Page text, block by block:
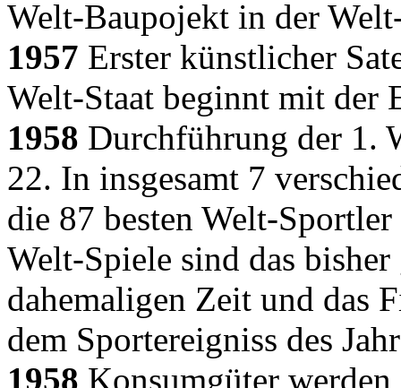
Welt-Baupojekt in der
1957 Erster künstlicher
Welt-Staat beginnt mit der
1958 Durchführung der 1.
22. In insgesamt 7
die 87 besten Welt-
Welt-Spiele sind das
dahemaligen Zeit und das
dem Sportereigniss des
1958 Konsumgüter